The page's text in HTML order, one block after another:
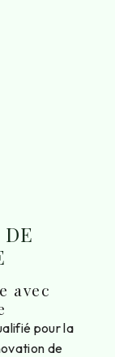
avec
pour la
de